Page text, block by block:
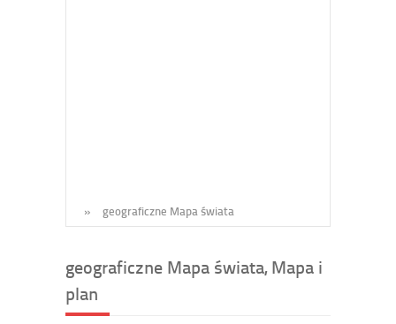
» geograficzne Mapa świata
geograficzne Mapa świata, Mapa i
plan